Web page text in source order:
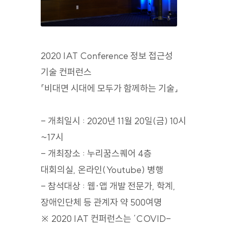
2020 IAT Conference 정보 접근성
기술 컨퍼런스
「비대면 시대에 모두가 함께하는 기술」
- 개최일시 : 2020년 11월 20일(금) 10시
~17시
- 개최장소 : 누리꿈스퀘어 4층
대회의실, 온라인(Youtube) 병행
- 참석대상 : 웹·앱 개발 전문가, 학계,
장애인단체 등 관계자 약 500여명
※ 2020 IAT 컨퍼런스는 ‘COVID-